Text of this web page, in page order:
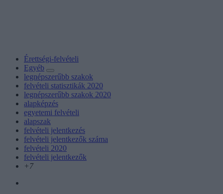
Érettségi-felvételi
Egyéb
legnépszerűbb szakok
felvételi statisztikák 2020
legnépszerűbb szakok 2020
alapképzés
egyetemi felvételi
alapszak
felvételi jelentkezés
felvételi jelentkezők száma
felvételi 2020
felvételi jelentkezők
+7